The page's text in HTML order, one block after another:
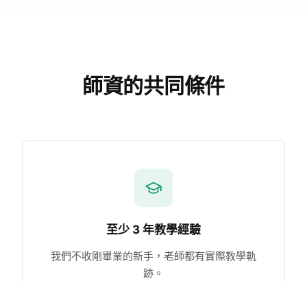
師資的共同條件
至少 3 年教學經驗
我們不收剛畢業的新手，老師都有實際教學軌
跡。